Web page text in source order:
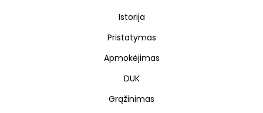
Istorija
Pristatymas
Apmokėjimas
DUK
Grąžinimas